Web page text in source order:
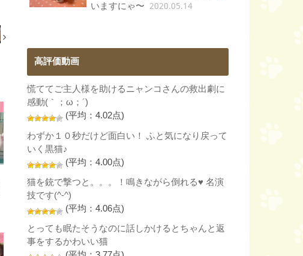
いますにゃ〜 2020.05.14
高評価動画
慌ててご主人様を助けるニャンコさんの救出劇に
感動(｀；ω；´)
(平均：4.02点)
わずか１０秒だけど面白い！ ふと気になり戻って
いく黒猫♪
(平均：4.00点)
猫を銃で撃つと。。。！鳴きながら倒れる♥ 名演
技です(^-^)
(平均：4.06点)
とっても眠たそうなのに話しかけるとちゃんと返
事をするかわいい猫